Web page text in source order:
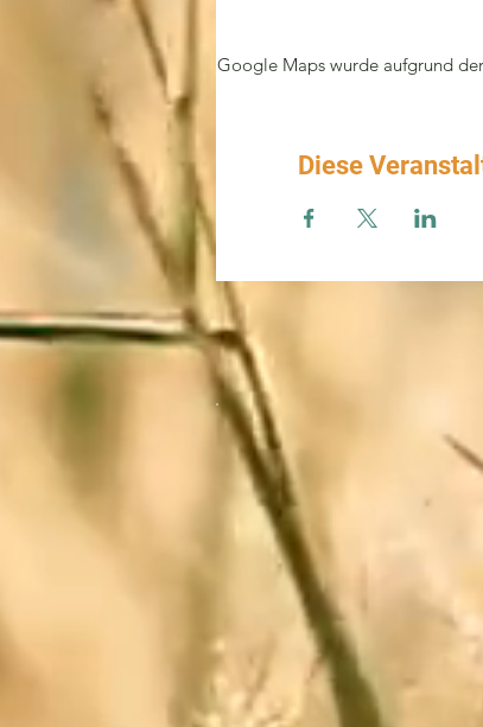
Google Maps wurde aufgrund
Diese